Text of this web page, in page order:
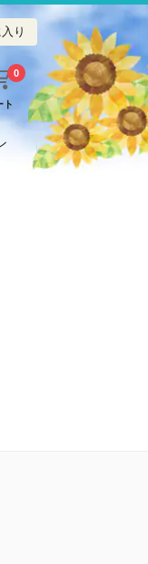
り
ト
0